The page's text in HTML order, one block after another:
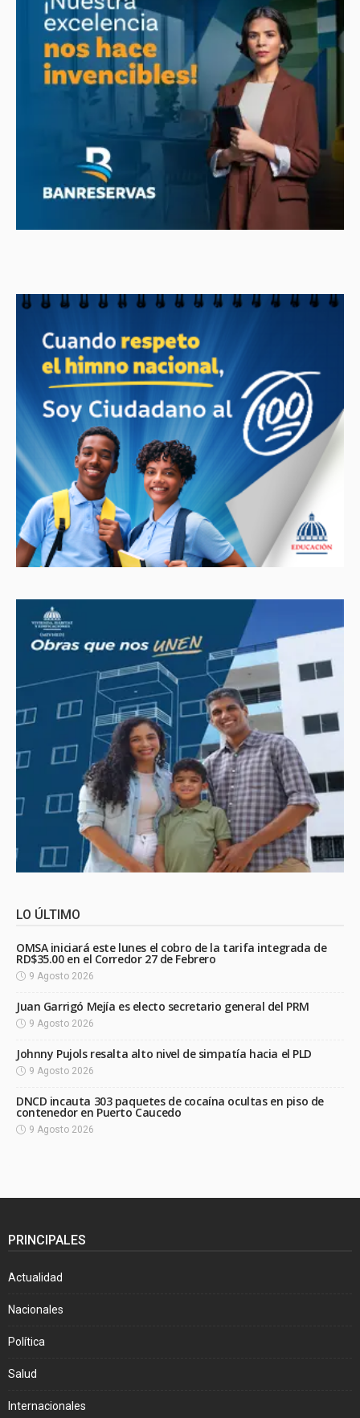
LO ÚLTIMO
OMSA iniciará este lunes el cobro de la tarifa integrada de
RD$35.00 en el Corredor 27 de Febrero
9 Agosto 2026
Juan Garrigó Mejía es electo secretario general del PRM
9 Agosto 2026
Johnny Pujols resalta alto nivel de simpatía hacia el PLD
9 Agosto 2026
DNCD incauta 303 paquetes de cocaína ocultas en piso de
contenedor en Puerto Caucedo
9 Agosto 2026
PRINCIPALES
Actualidad
Nacionales
Política
Salud
Internacionales